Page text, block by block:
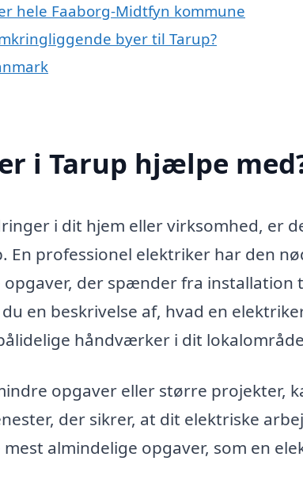
hele Faaborg-Midtfyn kommune
byer til Tarup?
i Tarup hjælpe
i dit hjem eller virksomhed, er
professionel elektriker har den
der spænder fra installation
en beskrivelse af, hvad en
håndværker i dit
opgaver eller større projekter,
der sikrer, at dit elektriske
almindelige opgaver, som en